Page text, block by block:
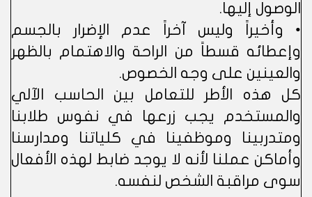
الوصول إليها.
• وأخيراً وليس آخراً عدم الإضرار بالجسم
وإعطائه قسطاً من الراحة والاهتمام بالظهر
والعينين على وجه الخصوص.
كل هذه الأطر للتعامل بين الحاسب الآلي
والمستخدم يجب زرعها في نفوس طلابنا
ومتدربينا وموظفينا في كلياتنا ومدارسنا
وأماكن عملنا لأنه لا يوجد ضابط لهذه الأفعال
سوى مراقبة الشخص لنفسه.